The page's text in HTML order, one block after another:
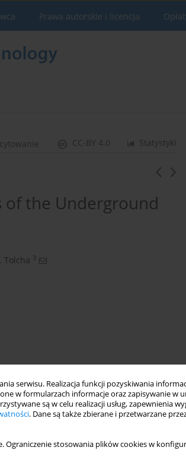
serwisu. Realizacja funkcji pozyskiwania
w formularzach informacje oraz zapisywanie w
są w celu realizacji usług, zapewnienia
. Dane są także zbierane i przetwarzane
Ograniczenie stosowania plików cookies w
Prawa autorskie i licencja
Statystyki
CC-BY 4.0
of the Underground
Tolcha 3
mechanisms water physicochemical